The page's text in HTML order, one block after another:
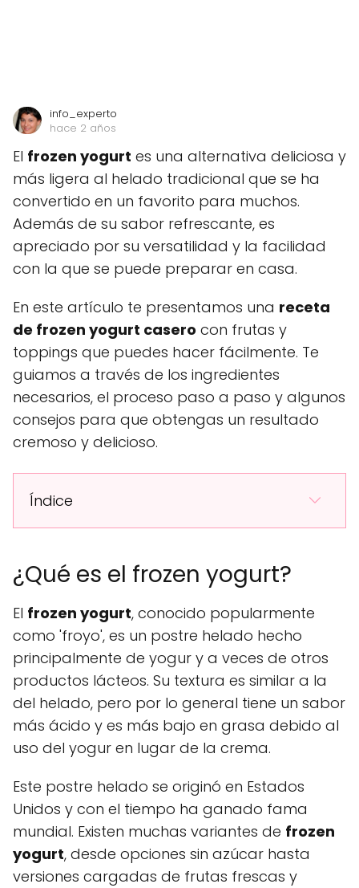
info_experto
hace 2 años
El frozen yogurt es una alternativa deliciosa y
más ligera al helado tradicional que se ha
convertido en un favorito para muchos.
Además de su sabor refrescante, es
apreciado por su versatilidad y la facilidad
con la que se puede preparar en casa.
En este artículo te presentamos una receta
de frozen yogurt casero con frutas y
toppings que puedes hacer fácilmente. Te
guiamos a través de los ingredientes
necesarios, el proceso paso a paso y algunos
consejos para que obtengas un resultado
cremoso y delicioso.
Índice
¿Qué es el frozen yogurt?
El frozen yogurt, conocido popularmente
como 'froyo', es un postre helado hecho
principalmente de yogur y a veces de otros
productos lácteos. Su textura es similar a la
del helado, pero por lo general tiene un sabor
más ácido y es más bajo en grasa debido al
uso del yogur en lugar de la crema.
Este postre helado se originó en Estados
Unidos y con el tiempo ha ganado fama
mundial. Existen muchas variantes de frozen
yogurt, desde opciones sin azúcar hasta
versiones cargadas de frutas frescas y